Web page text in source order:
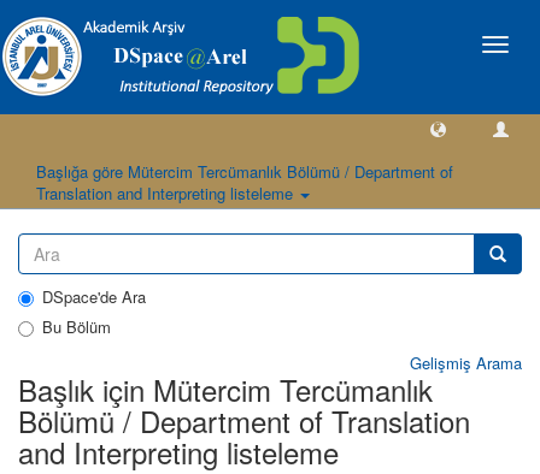
Geçiş
Başlığa göre Mütercim Tercümanlık Bölümü / Department of
Translation and Interpreting listeleme
DSpace'de Ara
Bu Bölüm
Gelişmiş Arama
Başlık için Mütercim Tercümanlık
Bölümü / Department of Translation
and Interpreting listeleme